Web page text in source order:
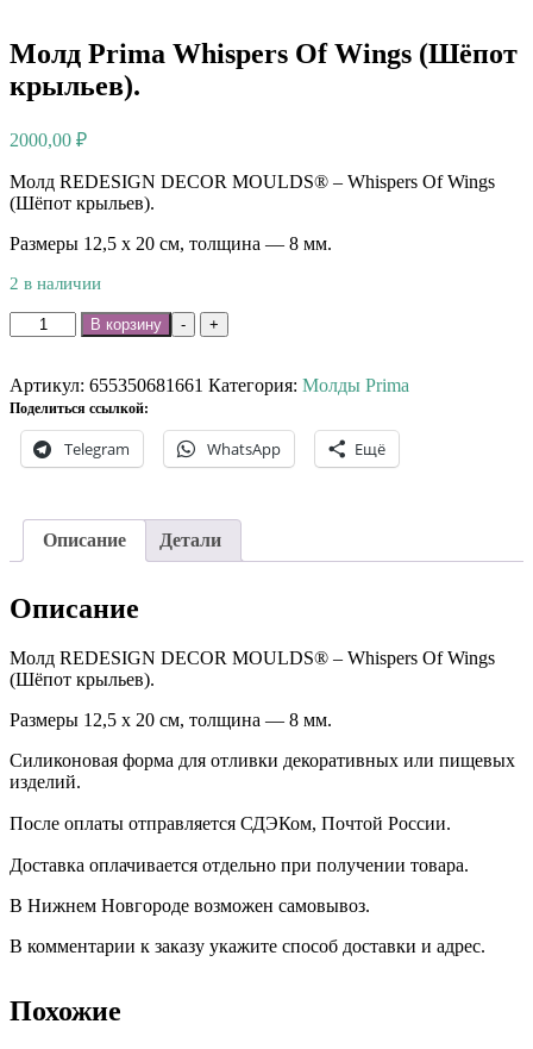
Молд Prima Whispers Of Wings (Шёпот
крыльев).
2000,00 ₽
Молд REDESIGN DECOR MOULDS® – Whispers Of Wings
(Шёпот крыльев).
Размеры 12,5 х 20 см, толщина — 8 мм.
2 в наличии
-
Количество
товара
Prima
Whispers
Of
Wings
(Шёпот
+
В корзину
Артикул: 655350681661 Категория: Молды Prima
Поделиться ссылкой:
Telegram WhatsApp Ещё
Описание Детали
Описание
Молд REDESIGN DECOR MOULDS® – Whispers Of Wings
(Шёпот крыльев).
Размеры 12,5 х 20 см, толщина — 8 мм.
Силиконовая форма для отливки декоративных или пищевых
изделий.
После оплаты отправляется СДЭКом, Почтой России. ⠀
Доставка оплачивается отдельно при получении товара. ⠀
В Нижнем Новгороде возможен самовывоз.
В комментарии к заказу укажите способ доставки и адрес.
Похожие